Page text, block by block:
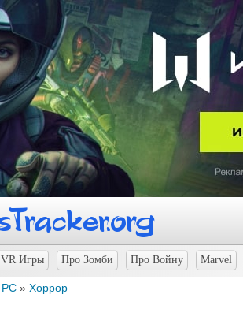
VR Игры Про Зомби Про Войну Marvel
PC » Хоррор